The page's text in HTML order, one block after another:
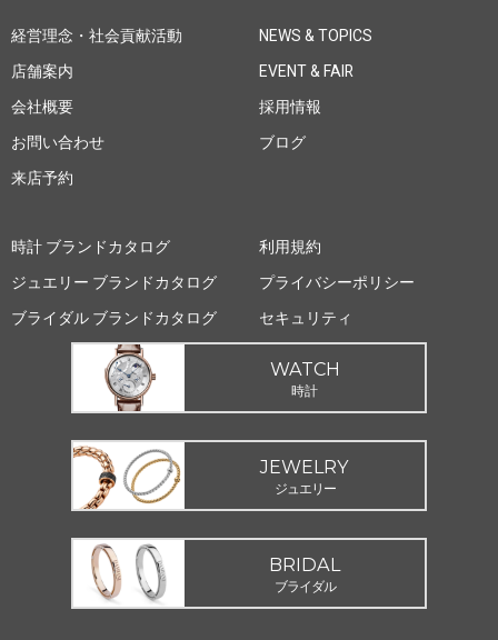
経営理念・社会貢献活動
店舗案内
会社概要
お問い合わせ
来店予約
NEWS & TOPICS
EVENT & FAIR
採用情報
ブログ
時計 ブランドカタログ
ジュエリー ブランドカタログ
ブライダル ブランドカタログ
利用規約
プライバシーポリシー
セキュリティ
WATCH
時計
JEWELRY
ジュエリー
BRIDAL
ブライダル